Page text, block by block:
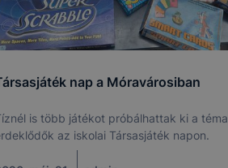
nap a Móravárosiban
is több játékot próbálhattak ki a
az iskolai Társasjáték napon.
modern
célja